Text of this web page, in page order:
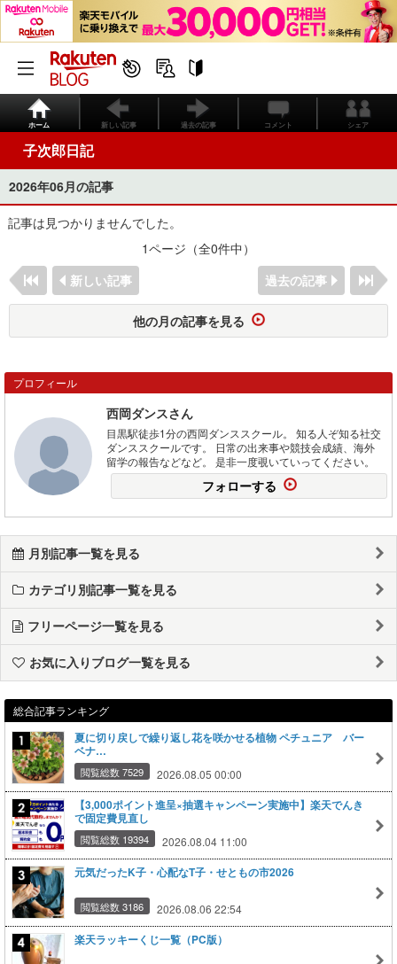
ホーム 新しい記事 過去の記事 コメント シェア
子次郎日記
2026年06月の記事
記事は見つかりませんでした。
1ページ（全0件中）
新しい記事
過去の記事
他の月の記事を見る
プロフィール
西岡ダンスさん
目黒駅徒歩1分の西岡ダンススクール。 知る人ぞ知る社交
ダンススクールです。 日常の出来事や競技会成績、海外
留学の報告などなど。 是非一度覗いていってください。
フォローする
月別記事一覧を見る
カテゴリ別記事一覧を見る
フリーページ一覧を見る
お気に入りブログ一覧を見る
総合記事ランキング
夏に切り戻しで繰り返し花を咲かせる植物 ペチュニア バー
ベナ…
閲覧総数 7529 2026.08.05 00:00
【3,000ポイント進呈×抽選キャンペーン実施中】楽天でんき
で固定費見直し
閲覧総数 19394 2026.08.04 11:00
元気だったK子・心配なT子・せともの市2026
閲覧総数 3186 2026.08.06 22:54
楽天ラッキーくじ一覧（PC版）